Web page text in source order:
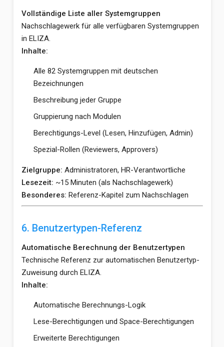
Vollständige Liste aller Systemgruppen
Nachschlagewerk für alle verfügbaren Systemgruppen
in ELIZA.
Inhalte:
Alle 82 Systemgruppen mit deutschen
Bezeichnungen
Beschreibung jeder Gruppe
Gruppierung nach Modulen
Berechtigungs-Level (Lesen, Hinzufügen, Admin)
Spezial-Rollen (Reviewers, Approvers)
Zielgruppe: Administratoren, HR-Verantwortliche
Lesezeit: ~15 Minuten (als Nachschlagewerk)
Besonderes: Referenz-Kapitel zum Nachschlagen
6. Benutzertypen-Referenz
Automatische Berechnung der Benutzertypen
Technische Referenz zur automatischen Benutzertyp-
Zuweisung durch ELIZA.
Inhalte:
Automatische Berechnungs-Logik
Lese-Berechtigungen und Space-Berechtigungen
Erweiterte Berechtigungen